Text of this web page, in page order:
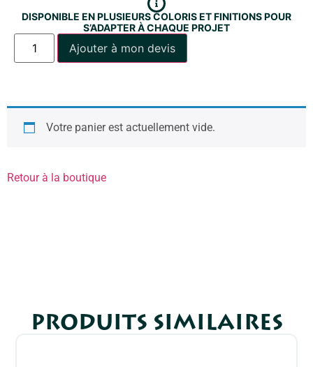
DISPONIBLE EN PLUSIEURS COLORIS ET FINITIONS POUR
S’ADAPTER À CHAQUE PROJET
Ajouter à mon devis
Votre panier est actuellement vide.
Retour à la boutique
PRODUITS SIMILAIRES